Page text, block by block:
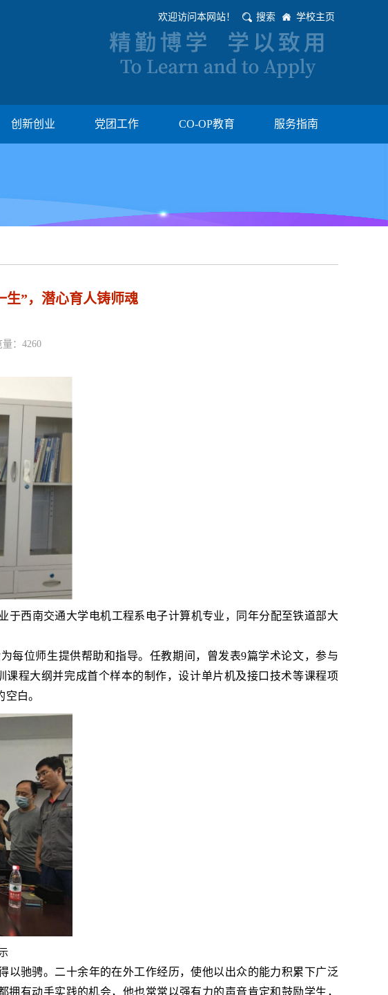
欢迎访问本网站！ 搜索 学校主页
创新创业 党团工作 CO-OP教育 服务指南
生”，潜心育人铸师魂
： 4260
于西南交通大学电机工程系电子计算机专业，同年分配至铁道部大
每位师生提供帮助和指导。任教期间，曾发表9篇学术论文，参与
程大纲并完成首个样本的制作，设计单片机及接口技术等课程项
白。
驰骋。二十余年的在外工作经历，使他以出众的能力积累下广泛
有动手实践的机会，他也常常以强有力的声音肯定和鼓励学生 ，